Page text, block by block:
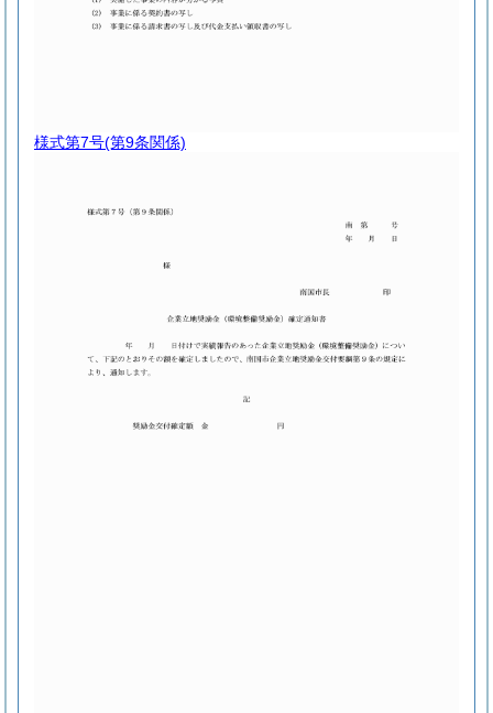
様式第7号(第9条関係)